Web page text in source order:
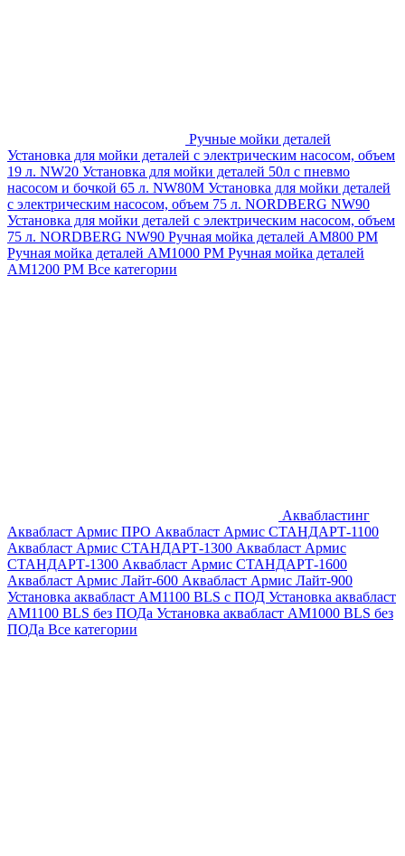
Ручные мойки деталей
Установка для мойки деталей с электрическим насосом, объем
19 л. NW20 Установка для мойки деталей 50л с пневмо
насосом и бочкой 65 л. NW80M Установка для мойки деталей
с электрическим насосом, объем 75 л. NORDBERG NW90
Установка для мойки деталей с электрическим насосом, объем
75 л. NORDBERG NW90 Ручная мойка деталей АМ800 РМ
Ручная мойка деталей АМ1000 РМ Ручная мойка деталей
АМ1200 РМ Все категории
Аквабластинг
Аквабласт Армис ПРО Аквабласт Армис СТАНДАРТ-1100
Аквабласт Армис СТАНДАРТ-1300 Аквабласт Армис
СТАНДАРТ-1300 Аквабласт Армис СТАНДАРТ-1600
Аквабласт Армис Лайт-600 Аквабласт Армис Лайт-900
Установка аквабласт AM1100 BLS с ПОД Установка аквабласт
AM1100 BLS без ПОДа Установка аквабласт AM1000 BLS без
ПОДа Все категории